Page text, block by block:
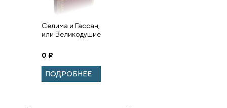
Селима и Гассан,
или Великодушие
Комическая
опера о
несчастной
любви
0 ₽
ПОДРОБНЕЕ